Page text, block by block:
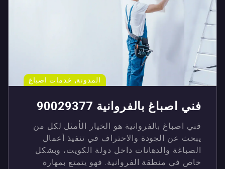
المدونة, خدمات اصباغ
فني اصباغ بالفروانية 90029377
فني اصباغ بالفروانية هو الخيار الأمثل لكل من
يبحث عن الجودة والاحتراف في تنفيذ أعمال
الصباغة والدهانات داخل دولة الكويت، وبشكل
خاص في منطقة الفروانية. فهو يتمتع بمهارة